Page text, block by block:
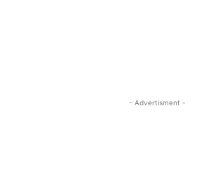
- Advertisment -